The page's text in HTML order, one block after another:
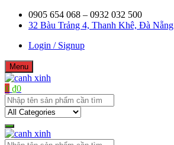
Skip
0905 654 068 – 0932 032 500
32 Bàu Trảng 4, Thanh Khê, Đà Nẵng
Login / Signup
Menu
canh xinh
Shop bán manơcanh, phụ kiện mở shop
0 ₫0